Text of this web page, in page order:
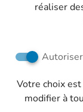
Troyes
réaliser
Votre choix
modifier à